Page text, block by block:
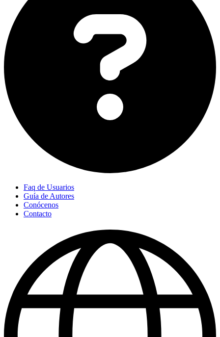
Faq de Usuarios
Guía de Autores
Conócenos
Contacto